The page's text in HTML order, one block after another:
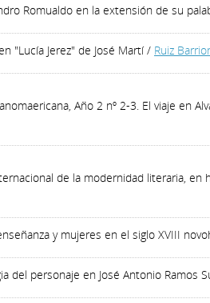
Romualdo en la extensión de su
"Lucía Jerez" de José Martí/ Ruiz
Año 2 nº 2-3. El viaje en
de la modernidad literaria, en
y mujeres en el siglo XVIII
del personaje en José Antonio Ramos